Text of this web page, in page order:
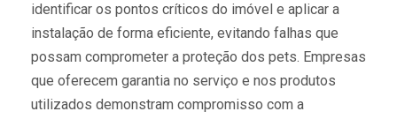
identificar os pontos críticos do imóvel e aplicar a
instalação de forma eficiente, evitando falhas que
possam comprometer a proteção dos pets. Empresas
que oferecem garantia no serviço e nos produtos
utilizados demonstram compromisso com a